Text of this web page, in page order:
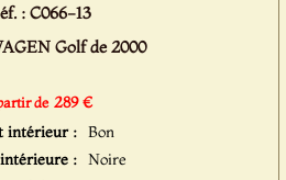
: C066-13
Golf de 2000
de 289 €
intérieur : Bon
: Noire